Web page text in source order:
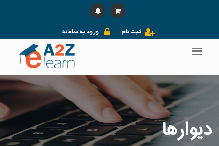
ورود به سامانه ثبت نام
دیوارها